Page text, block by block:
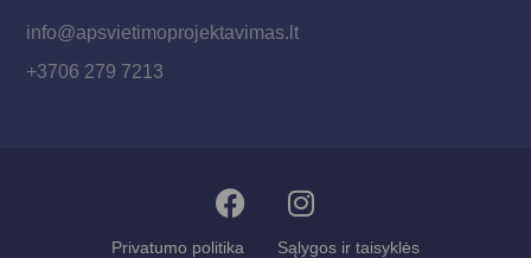
info@apsvietimoprojektavimas.lt
+3706 279 7213
Privatumo politika Sąlygos ir taisyklės